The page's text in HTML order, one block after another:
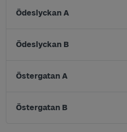
Ödeslyckan A
Ödeslyckan B
Östergatan A
Östergatan B